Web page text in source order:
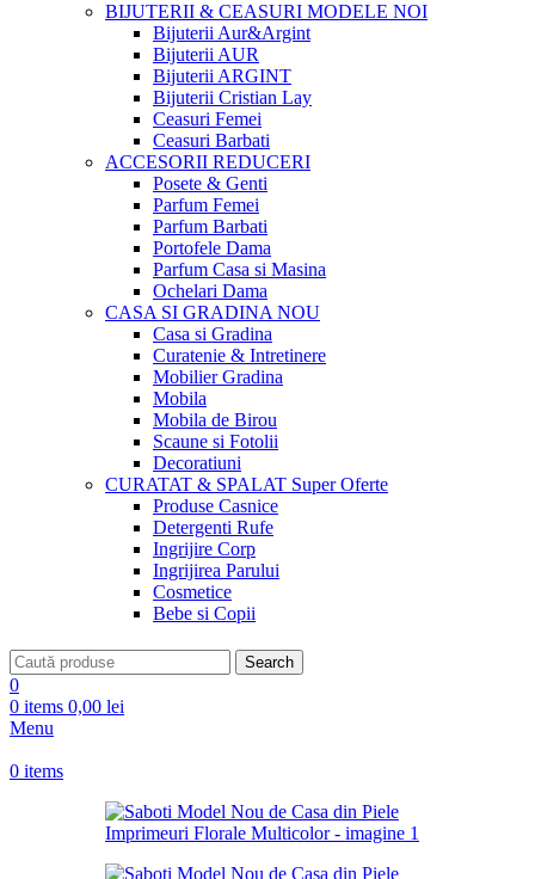
BIJUTERII & CEASURI MODELE NOI
Bijuterii Aur&Argint
Bijuterii AUR
Bijuterii ARGINT
Bijuterii Cristian Lay
Ceasuri Femei
Ceasuri Barbati
ACCESORII REDUCERI
Posete & Genti
Parfum Femei
Parfum Barbati
Portofele Dama
Parfum Casa si Masina
Ochelari Dama
CASA SI GRADINANOU
Casa si Gradina
Curatenie & Intretinere
Mobilier Gradina
Mobila
Mobila de Birou
Scaune si Fotolii
Decoratiuni
CURATAT & SPALAT Super Oferte
Produse Casnice
Detergenti Rufe
Ingrijire Corp
Ingrijirea Parului
Cosmetice
Bebe si Copii
Search
0
0 items 0,00 lei
Menu
0 items